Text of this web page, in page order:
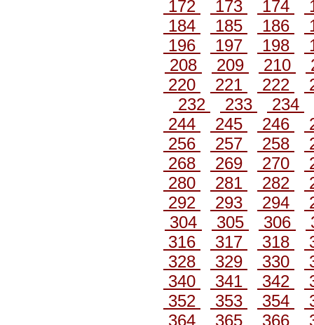
172
173 174
184
185 186
196
197 198
208
209 210
220
221 222
232
233
234
244
245 246
256
257 258
268
269 270
280
281 282
292
293 294
304
305 306
316
317 318
328
329 330
340
341 342
352
353 354
364
365 366